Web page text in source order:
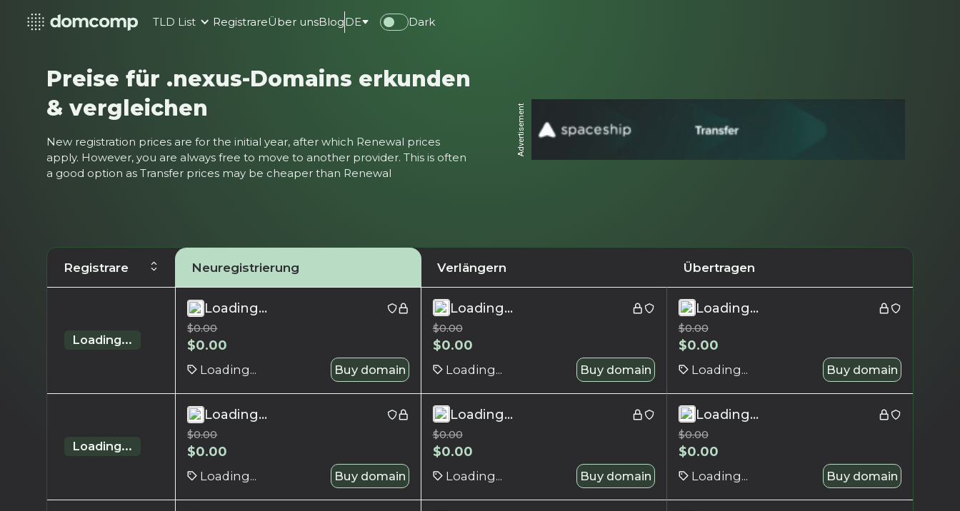
TLD List RegistrareÜber unsBlogDE Dark
Preise für .nexus-Domains erkunden
& vergleichen
New registration prices are for the initial year, after which Renewal prices
apply. However, you are always free to move to another provider. This is often
a good option as Transfer prices may be cheaper than Renewal
Advertisement
Registrare Neuregistrierung Verlängern Übertragen
Loading...
Loading...
$0.00
$0.00
Loading... Buy domain
Loading...
$0.00
$0.00
Loading... Buy domain
Loading...
$0.00
$0.00
Loading... Buy domain
Loading...
Loading...
$0.00
$0.00
Loading... Buy domain
Loading...
$0.00
$0.00
Loading... Buy domain
Loading...
$0.00
$0.00
Loading... Buy domain